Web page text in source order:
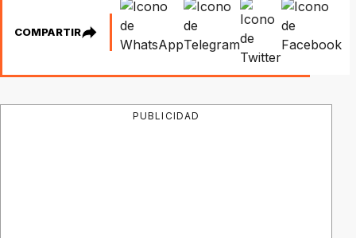
COMPARTIR
PUBLICIDAD